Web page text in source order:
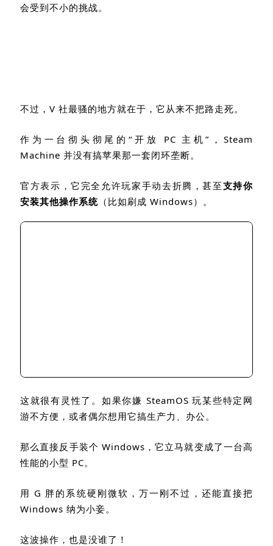
会受到不小的挑战。
不过， V 社最骚的地方就在于，它从来不把路走死。
作为一台彻头彻尾的“开放 PC 主机” ，Steam
Machine 并没有搞苹果那一套闭环垄断。
官方表示，它完全允许玩家手动去折腾，甚至支持你
安装其他操作系统 （比如刷成 Windows）。
这就很有灵性了。如果你嫌 SteamOS玩某些特定网
游不方便，或者偶尔想用它搞生产力、办公。
那么直接反手装个 Windows ，它立马就变成了一台高
性能的小型 PC。
用 G 胖的系统硬刚微软，万一刚不过，还能直接把
Windows 纳为小妾。
这波操作，也是没谁了！